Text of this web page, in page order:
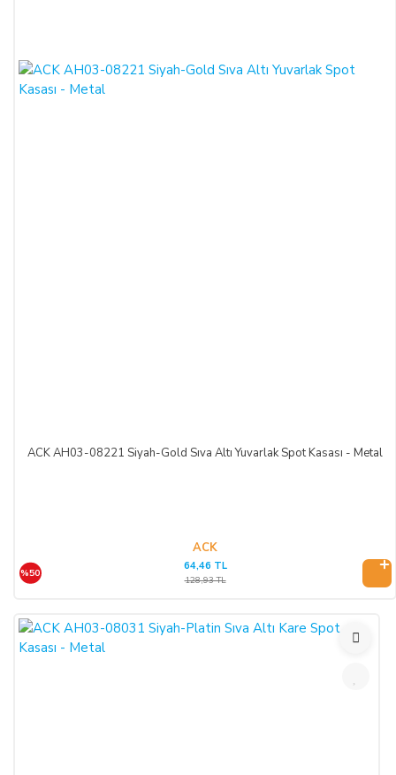
ACK AH03-08221 Siyah-Gold Sıva Altı Yuvarlak Spot Kasası - Metal
ACK
%50
64,46 TL
128,93 TL